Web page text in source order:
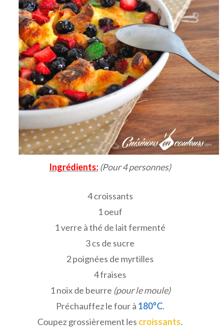
Ingrédients: (Pour 4 personnes)
4 croissants
1 oeuf
1 verre à thé de lait fermenté
3 cs de sucre
2 poignées de myrtilles
4 fraises
1 noix de beurre (pour le moule)
Préchauffez le four à 180°C.
Coupez grossièrement les croissants.